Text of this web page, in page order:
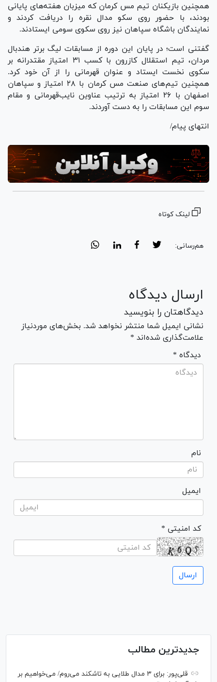
همچنین بازیکنان تیم مس کرمان که میزبان هفته‌های پایانی
بودند، با حضور روی سکو مدال نقره را دریافت کردند و
نمایندگان باشگاه سپاهان نیز روی سکوی سومی ایستادند.
گفتنی است؛ در پایان این دوره از مسابقات لیگ برتر هندبال
مردان، تیم استقلال کازرون با کسب ۳۱ امتیاز مقتدرانه بر
سکوی نخست ایستاد و عنوان قهرمانی را از آن خود کرد.
همچنین تیم‌های صنعت مس کرمان با ۲۸ امتیاز و سپاهان
اصفهان با ۲۶ امتیاز به ترتیب عناوین نایب‌قهرمانی و مقام
سوم این مسابقات را به دست آوردند.
انتهای پیام/
لینک کوتاه
هم‌رسانی:
ارسال دیدگاه
دیدگاهتان را بنویسید
نشانی ایمیل شما منتشر نخواهد شد. بخش‌های موردنیاز
علامت‌گذاری شده‌اند *
* دیدگاه
نام
ایمیل
* کد امنیتی
جدیدترین مطالب
قلی‌پور: برای ۳ مدال طلایی به تاشکند می‌روم/ می‌خواهیم بر